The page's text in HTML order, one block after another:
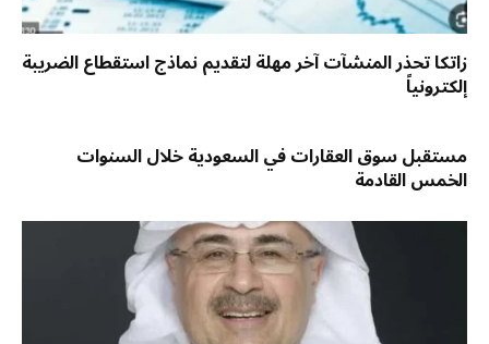
زاتكا تحذر المنشآت آخر مهلة لتقديم نماذج استقطاع الضريبة
إلكترونياً
مستقبل سوق العقارات في السعودية خلال السنوات
الخمس القادمة